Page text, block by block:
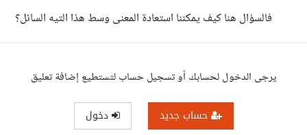
فالسؤال هنا كيف يمكننا استعادة المعنى وسط هذا التيه السائل؟
يرجى الدخول لحسابك أو تسجيل حساب لتستطيع إضافة تعليق
حساب جديد دخول